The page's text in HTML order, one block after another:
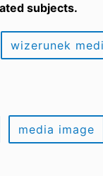
subjects.
wizerunek
media image